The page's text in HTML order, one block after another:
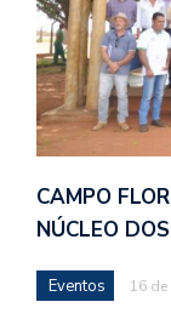
CAMPO
NÚCLEO
Eventos 16